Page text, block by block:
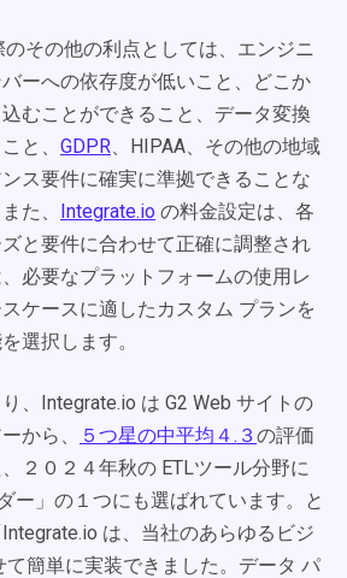
その他の利点としては、エンジニ
ーへの依存度が低いこと、どこか
むことができること、データ変換
と、 GDPR、HIPAA、その他の地域
ス要件に確実に準拠できることな
た、 Integrate.io の料金設定は、各
と要件に合わせて正確に調整され
必要なプラットフォームの使用レ
ケースに適したカスタム プランを
選択します。
、Integrate.io は G2 Web サイトの
から、
５つ星の中平均４.３ の評価
２０２４年秋の ETLツール分野に
ー」の１つにも選ばれています。と
は、当社のあらゆるビジ
て簡単に実装できました。データ パ